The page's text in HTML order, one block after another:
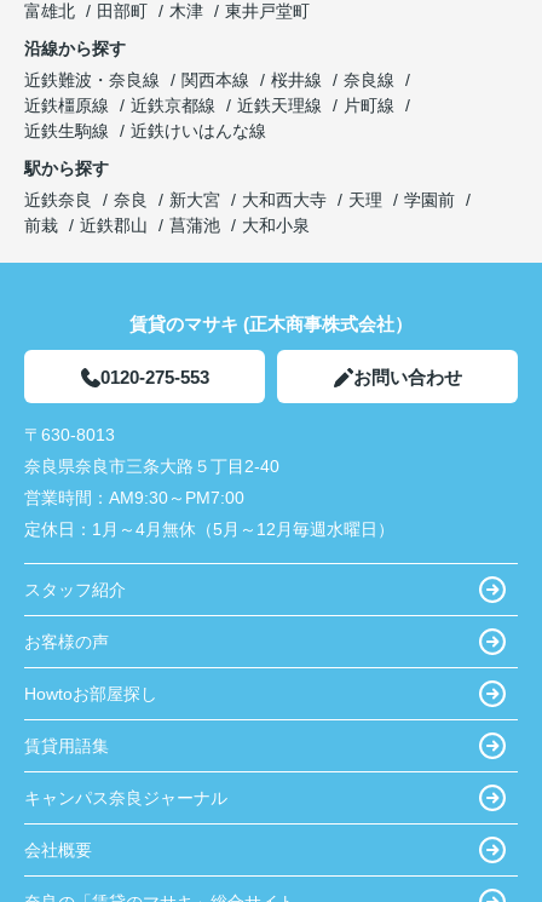
富雄北
田部町 木津
東井戸堂町
沿線から探す
近鉄難波・奈良線
関西本線 桜井線
奈良線
近鉄橿原線
近鉄京都線 近鉄天理線
片町線
近鉄生駒線
近鉄けいはんな線
駅から探す
近鉄奈良
奈良 新大宮 大和西大寺 天理
学園前
前栽
近鉄郡山 菖蒲池 大和小泉
賃貸のマサキ (正木商事株式会社）
0120-275-553 お問い合わせ
〒630-8013
奈良県奈良市三条大路５丁目2-40
営業時間： AM9:30～PM7:00
定休日： 1月～4月無休（5月～12月毎週水曜日）
スタッフ紹介
お客様の声
Howtoお部屋探し
賃貸用語集
キャンパス奈良ジャーナル
会社概要